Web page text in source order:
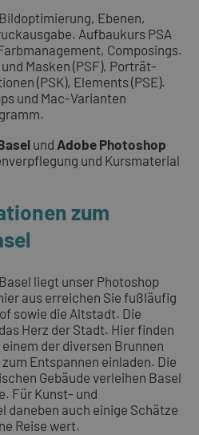
Ebenen,
Aufbaukurs PSA
Composings.
Masken (PSF), Porträt-
(PSK), Elements (PSE).
und Mac-Varianten
und Adobe Photoshop
und Kursmaterial
zum
liegt unser Photoshop
aus erreichen Sie fußläufig
sowie die Altstadt. Die
Herz der Stadt. Hier finden
der diversen Brunnen
Entspannen einladen. Die
Gebäude verleihen Basel
Für Kunst- und
daneben auch einige Schätze
Reise wert.